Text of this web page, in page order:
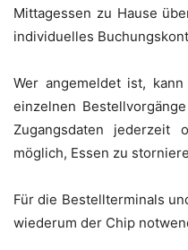
Mittagessen zu Hause
individuelles
Wer angemeldet ist,
einzelnen
Zugangsdaten jederzeit
möglich, Essen zu
Für die Bestellterminals
wiederum der Chip